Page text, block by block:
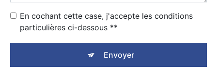
En cochant cette case, j'accepte les conditions
particulières ci-dessous **
Envoyer